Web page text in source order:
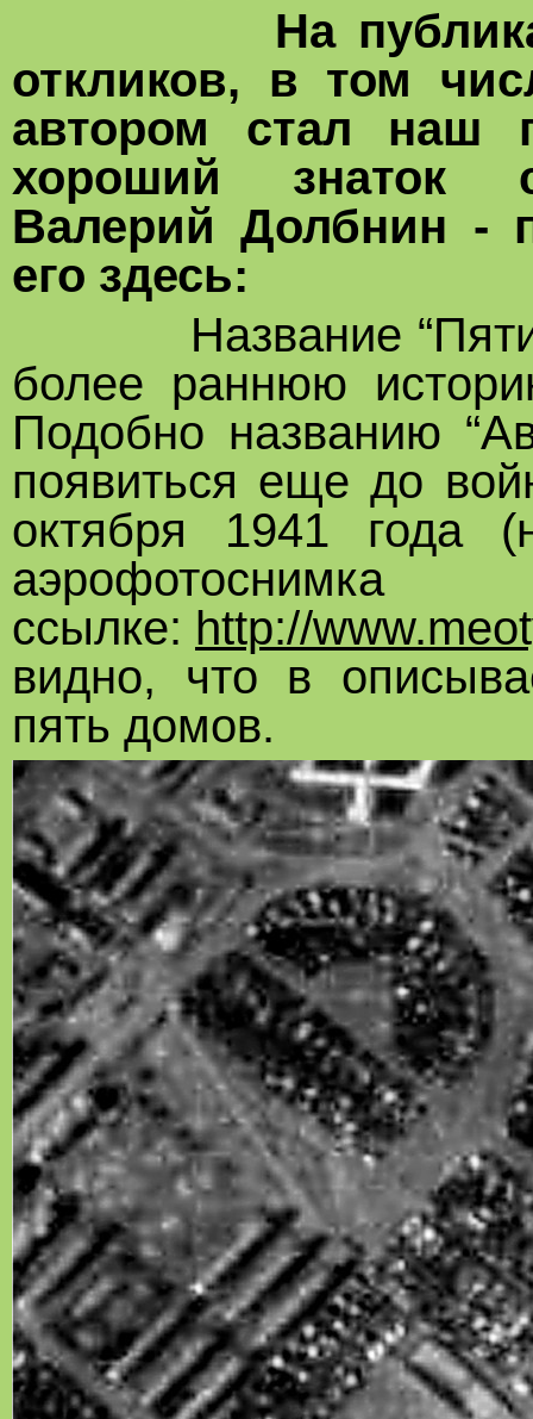
На публикацию
откликов, в том
автором стал наш
хороший знаток
Валерий Долбнин -
его здесь:
Название “Пяти
более раннюю
Подобно названию
появиться еще до
октября 1941 года
ссылке: http://
видно, что в
пять домов.